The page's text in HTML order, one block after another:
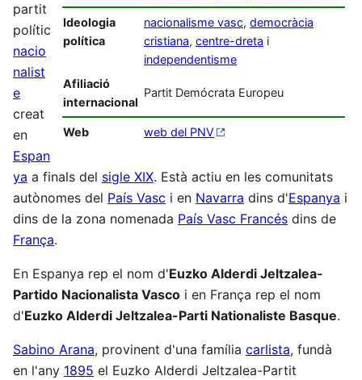
Ideologia
política
nacionalisme vasc, democràcia
cristiana, centre-dreta i
independentisme
Afiliació
internacional
Partit Demócrata Europeu
Web web del PNV
partit
polític
nacio
nalist
e
creat
en
Espan
ya a finals del sigle XIX. Està actiu en les comunitats
autònomes del País Vasc i en Navarra dins d'Espanya i
dins de la zona nomenada País Vasc Francés dins de
França.
En Espanya rep el nom d'Euzko Alderdi Jeltzalea-
Partido Nacionalista Vasco i en França rep el nom
d'Euzko Alderdi Jeltzalea-Parti Nationaliste Basque.
Sabino Arana, provinent d'una família carlista, fundà
en l'any 1895 el Euzko Alderdi Jeltzalea-Partit